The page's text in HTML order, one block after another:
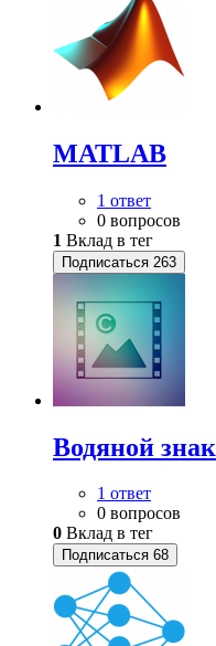
MATLAB
1 ответ
0 вопросов
1 Вклад в тег
Подписаться 263
Водяной знак
1 ответ
0 вопросов
0 Вклад в тег
Подписаться 68